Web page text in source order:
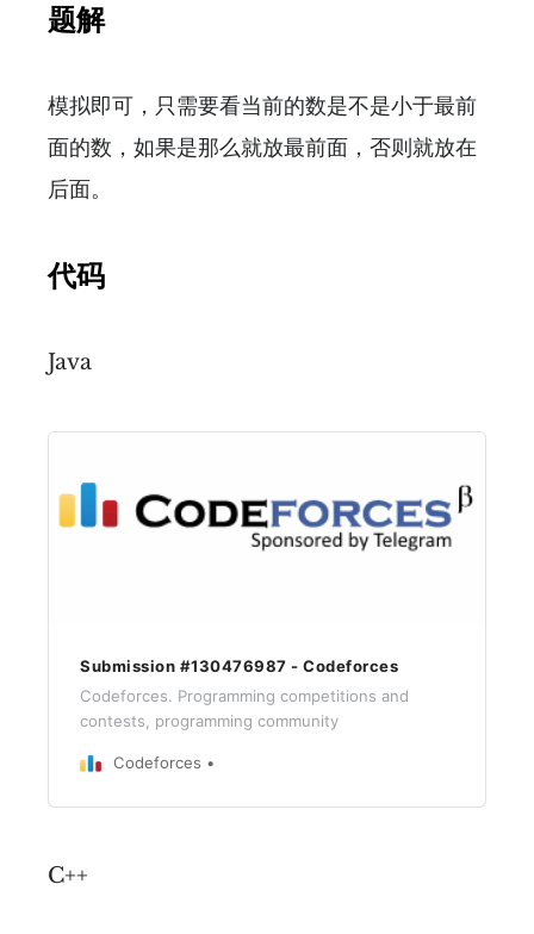
题解
模拟即可，只需要看当前的数是不是小于最前
面的数，如果是那么就放最前面，否则就放在
后面。
代码
Java
Submission #130476987 - Codeforces
Codeforces. Programming competitions and
contests, programming community
Codeforces
C++